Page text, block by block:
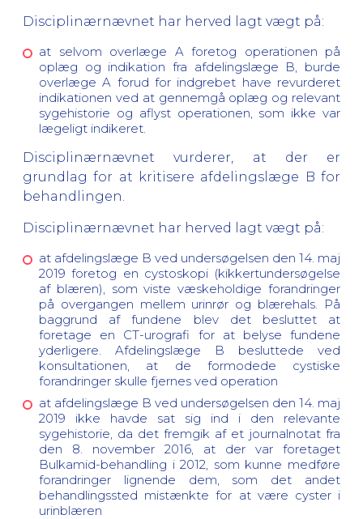
Disciplinærnævnet har herved lagt vægt på:
at selvom overlæge A foretog operationen på
oplæg og indikation fra afdelingslæge B, burde
overlæge A forud for indgrebet have revurderet
indikationen ved at gennemgå oplæg og relevant
sygehistorie og aflyst operationen, som ikke var
lægeligt indikeret.
Disciplinærnævnet vurderer, at der er
grundlag for at kritisere afdelingslæge B for
behandlingen.
Disciplinærnævnet har herved lagt vægt på:
at afdelingslæge B ved undersøgelsen den 14. maj
2019 foretog en cystoskopi (kikkertundersøgelse
af blæren), som viste væskeholdige forandringer
på overgangen mellem urinrør og blærehals. På
baggrund af fundene blev det besluttet at
foretage en CT-urografi for at belyse fundene
yderligere. Afdelingslæge B besluttede ved
konsultationen, at de formodede cystiske
forandringer skulle fjernes ved operation
at afdelingslæge B ved undersøgelsen den 14. maj
2019 ikke havde sat sig ind i den relevante
sygehistorie, da det fremgik af et journalnotat fra
den 8. november 2016, at der var foretaget
Bulkamid-behandling i 2012, som kunne medføre
forandringer lignende dem, som det andet
behandlingssted mistænkte for at være cyster i
urinblæren